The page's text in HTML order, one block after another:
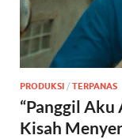
PRODUKSI / TERPANAS
“Panggil Aku
Kisah